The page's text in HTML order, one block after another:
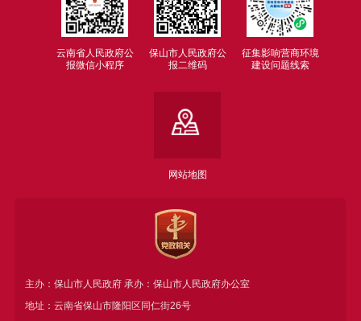
云南省人民政府公
报微信小程序
保山市人民政府公
报二维码
征集影响营商环境
建设问题线索
网站地图
主办：保山市人民政府 承办：保山市人民政府办公室
地址：云南省保山市隆阳区同仁街26号